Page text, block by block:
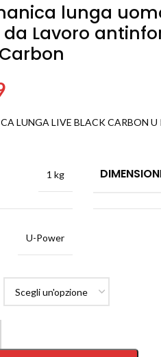
lunga
da Lavoro
LUNGA LIVE BLACK CARBON U
1 kg
U-Power